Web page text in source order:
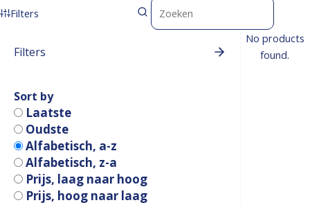
Filters
Filters
Sort by
Laatste
Oudste
Alfabetisch, a-z
Alfabetisch, z-a
Prijs, laag naar hoog
Prijs, hoog naar laag
No products
found.